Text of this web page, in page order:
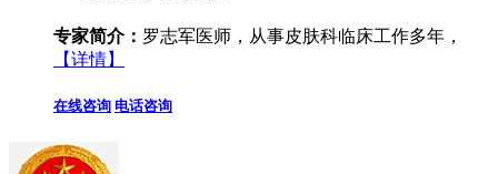
专家简介： 罗志军医师，从事皮肤科临床工作多年，
【详情】
在线咨询 电话咨询